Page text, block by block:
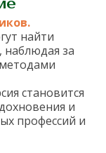
найти
за
становится
и
профессий и